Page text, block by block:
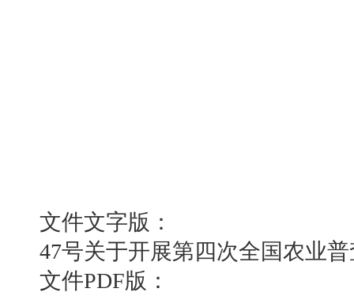
文件文字版：
47号关于开展第四次全国农业
文件PDF版：